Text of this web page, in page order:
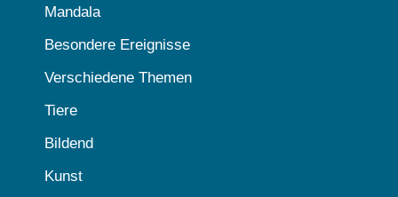
Mandala
Besondere Ereignisse
Verschiedene Themen
Tiere
Bildend
Kunst